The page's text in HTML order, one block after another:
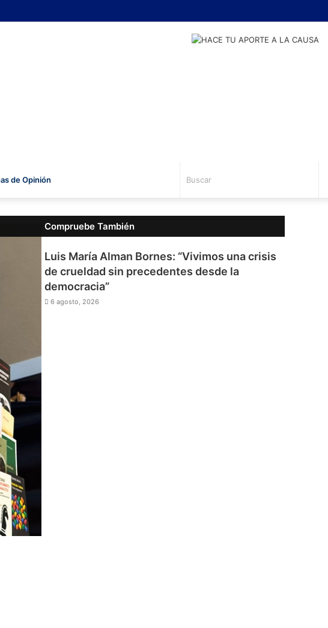
de Opinión
Compruebe También
Cerrar
Luis María Alman Bornes: “Vivimos una crisis
de crueldad sin precedentes desde la
democracia”
6 agosto, 2026